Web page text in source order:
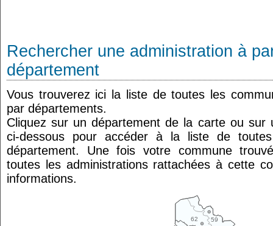
Rechercher une administration à
département
Vous trouverez ici la liste de toutes les
par départements.
Cliquez sur un département de la carte ou sur
ci-dessous pour accéder à la liste de
département. Une fois votre commune
toutes les administrations rattachées à cette
informations.
59
62